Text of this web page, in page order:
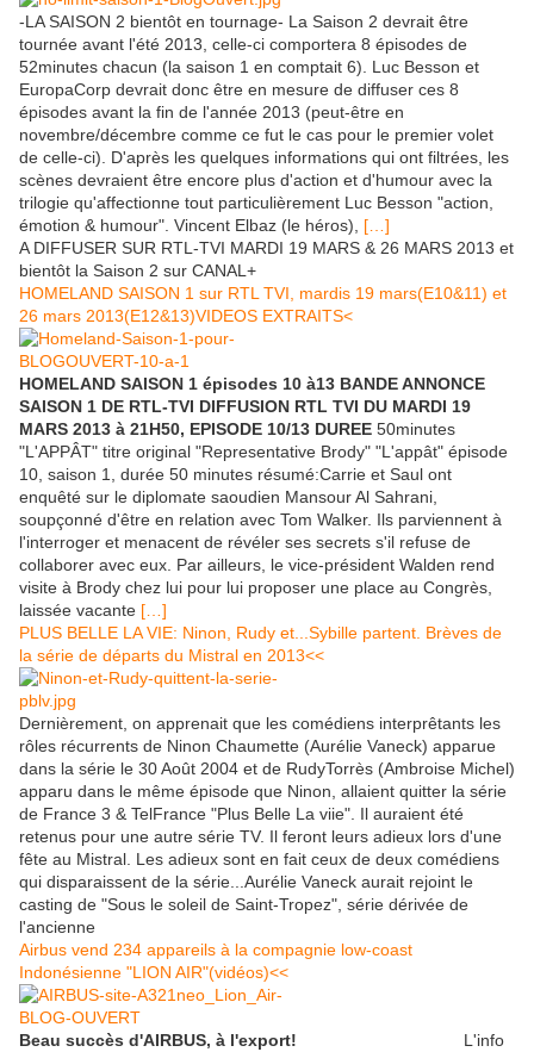
-LA SAISON 2 bientôt en tournage- La Saison 2 devrait être
tournée avant l'été 2013, celle-ci comportera 8 épisodes de
52minutes chacun (la saison 1 en comptait 6). Luc Besson et
EuropaCorp devrait donc être en mesure de diffuser ces 8
épisodes avant la fin de l'année 2013 (peut-être en
novembre/décembre comme ce fut le cas pour le premier volet
de celle-ci). D'après les quelques informations qui ont filtrées, les
scènes devraient être encore plus d'action et d'humour avec la
trilogie qu'affectionne tout particulièrement Luc Besson "action,
émotion & humour". Vincent Elbaz (le héros), […]
A DIFFUSER SUR RTL-TVI MARDI 19 MARS & 26 MARS 2013 et
bientôt la Saison 2 sur CANAL+
HOMELAND SAISON 1 sur RTL TVI, mardis 19 mars(E10&11) et
26 mars 2013(E12&13)VIDEOS EXTRAITS<
HOMELAND SAISON 1 épisodes 10 à13 BANDE ANNONCE
SAISON 1 DE RTL-TVI DIFFUSION RTL TVI DU MARDI 19
MARS 2013 à 21H50, EPISODE 10/13 DUREE 50minutes
"L'APPÂT" titre original "Representative Brody" "L'appât" épisode
10, saison 1, durée 50 minutes résumé:Carrie et Saul ont
enquêté sur le diplomate saoudien Mansour Al Sahrani,
soupçonné d'être en relation avec Tom Walker. Ils parviennent à
l'interroger et menacent de révéler ses secrets s'il refuse de
collaborer avec eux. Par ailleurs, le vice-président Walden rend
visite à Brody chez lui pour lui proposer une place au Congrès,
laissée vacante […]
PLUS BELLE LA VIE: Ninon, Rudy et...Sybille partent. Brèves de
la série de départs du Mistral en 2013<<
Dernièrement, on apprenait que les comédiens interprêtants les
rôles récurrents de Ninon Chaumette (Aurélie Vaneck) apparue
dans la série le 30 Août 2004 et de RudyTorrès (Ambroise Michel)
apparu dans le même épisode que Ninon, allaient quitter la série
de France 3 & TelFrance "Plus Belle La viie". Il auraient été
retenus pour une autre série TV. Il feront leurs adieux lors d'une
fête au Mistral. Les adieux sont en fait ceux de deux comédiens
qui disparaissent de la série...Aurélie Vaneck aurait rejoint le
casting de "Sous le soleil de Saint-Tropez", série dérivée de
l'ancienne
Airbus vend 234 appareils à la compagnie low-coast
Indonésienne "LION AIR"(vidéos)<<
Beau succès d'AIRBUS, à l'export! L'info